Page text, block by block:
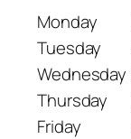
Monday
Tuesday
Wednesday
Thursday
Friday